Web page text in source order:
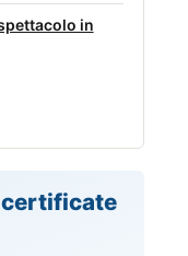
in
certificate